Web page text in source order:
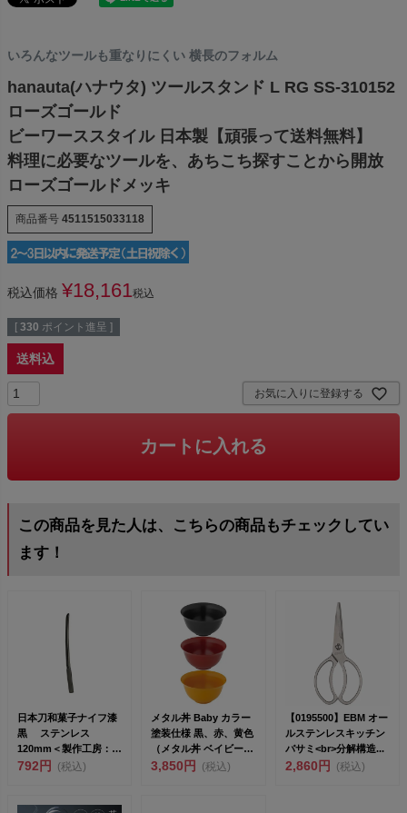
いろんなツールも重なりにくい 横長のフォルム
hanauta(ハナウタ) ツールスタンド L RG SS-310152
ローズゴールド
ビーワーススタイル 日本製【頑張って送料無料】
料理に必要なツールを、あちこち探すことから開放
ローズゴールドメッキ
商品番号 4511515033118
税込価格 ¥18,161税込
[ 330 ポイント進呈 ]
送料込
お気に入りに登録する
カートに入れる
この商品を見た人は、こちらの商品もチェックしてい
ます！
日本刀和菓子ナイフ漆
黒 ステンレス
120mm＜製作工房：武
田＞<br>...
792円 (税込)
メタル丼 Baby カラー
塗装仕様 黒、赤、黄色
（メタル丼 ベイビー
カラー）<...
3,850円 (税込)
【0195500】EBM オー
ルステンレスキッチン
バサミ<br>分解構造...
2,860円 (税込)